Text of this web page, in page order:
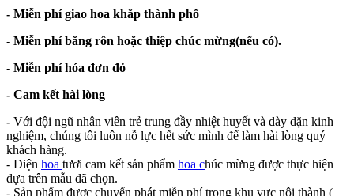
- Miễn phí giao hoa khắp thành phố
- Miễn phí băng rôn hoặc thiệp chúc mừng(nếu có).
- Miễn phí hóa đơn đỏ
- Cam kết hài lòng
- Với đội ngũ nhân viên trẻ trung đầy nhiệt huyết và dày dặn kinh
nghiệm, chúng tôi luôn nỗ lực hết sức mình để làm hài lòng quý
khách hàng.
- Điện hoa tươi cam kết sản phẩm hoa chúc mừng được thực hiện
dựa trên mẫu đã chọn.
- Sản phẩm được chuyển phát miễn phí trong khu vực nội thành (